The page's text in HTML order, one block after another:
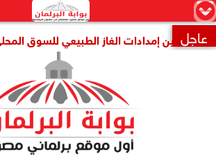
×


 عاجلإمدادات الغاز الطبيعي للسوق المحلي